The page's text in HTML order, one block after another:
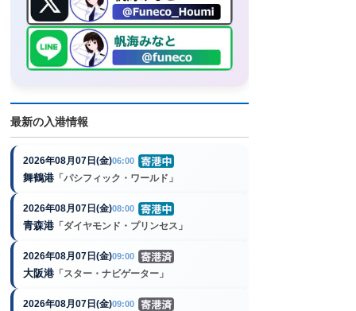
最新の入港情報
2026年08月07日(金)06:00
舞鶴港 「パシフィック・ワールド」
2026年08月07日(金)08:00
青森港 「ダイヤモンド・プリンセス」
2026年08月07日(金)09:00
大阪港 「スター・ナビゲーター」
2026年08月07日(金)09:00